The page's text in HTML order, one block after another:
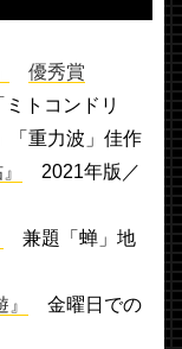
優秀賞
トコンドリ
「重力波」佳作
』
2021年版／
兼題「蝉」地
金曜日での